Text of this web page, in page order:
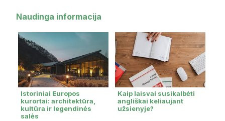
Naudinga informacija
Istoriniai Europos
kurortai: architektūra,
kultūra ir legendinės
salės
Kaip laisvai susikalbėti
angliškai keliaujant
užsienyje?